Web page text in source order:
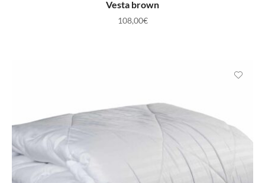
Vesta brown
108,00€